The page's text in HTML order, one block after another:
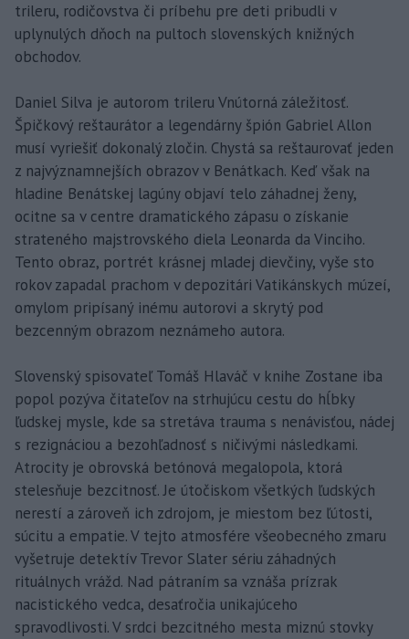
trileru, rodičovstva či príbehu pre deti pribudli v
uplynulých dňoch na pultoch slovenských knižných
obchodov.
Daniel Silva je autorom trileru Vnútorná záležitosť.
Špičkový reštaurátor a legendárny špión Gabriel Allon
musí vyriešiť dokonalý zločin. Chystá sa reštaurovať jeden
z najvýznamnejších obrazov v Benátkach. Keď však na
hladine Benátskej lagúny objaví telo záhadnej ženy,
ocitne sa v centre dramatického zápasu o získanie
strateného majstrovského diela Leonarda da Vinciho.
Tento obraz, portrét krásnej mladej dievčiny, vyše sto
rokov zapadal prachom v depozitári Vatikánskych múzeí,
omylom pripísaný inému autorovi a skrytý pod
bezcenným obrazom neznámeho autora.
Slovenský spisovateľ Tomáš Hlaváč v knihe Zostane iba
popol pozýva čitateľov na strhujúcu cestu do hĺbky
ľudskej mysle, kde sa stretáva trauma s nenávisťou, nádej
s rezignáciou a bezohľadnosť s ničivými následkami.
Atrocity je obrovská betónová megalopola, ktorá
stelesňuje bezcitnosť. Je útočiskom všetkých ľudských
nerestí a zároveň ich zdrojom, je miestom bez ľútosti,
súcitu a empatie. V tejto atmosfére všeobecného zmaru
vyšetruje detektív Trevor Slater sériu záhadných
rituálnych vrážd. Nad pátraním sa vznáša prízrak
nacistického vedca, desaťročia unikajúceho
spravodlivosti. V srdci bezcitného mesta miznú stovky